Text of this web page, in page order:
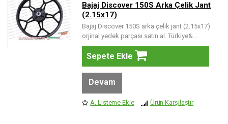
Bajaj Discover 150S Arka Çelik Jant
(2.15x17)
Bajaj Discover 150S arka çelik jant (2.15x17)
orjinal yedek parçası satın al. Türkiye&...
Sepete Ekle
Devam
A. Listeme Ekle Ürün Karşılaştır